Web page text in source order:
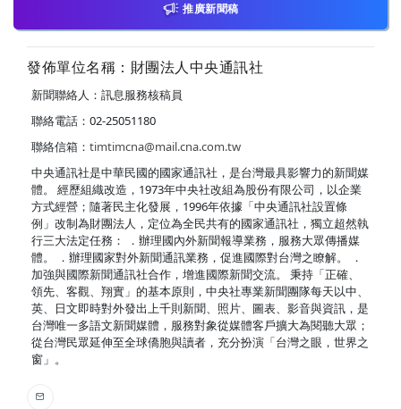
推廣新聞稿
發佈單位名稱：財團法人中央通訊社
新聞聯絡人：訊息服務核稿員
聯絡電話：02-25051180
聯絡信箱： timtimcna@mail.cna.com.tw
中央通訊社是中華民國的國家通訊社，是台灣最具影響力的新聞媒
體。 經歷組織改造，1973年中央社改組為股份有限公司，以企業
方式經營；隨著民主化發展，1996年依據「中央通訊社設置條
例」改制為財團法人，定位為全民共有的國家通訊社，獨立超然執
行三大法定任務： ．辦理國內外新聞報導業務，服務大眾傳播媒
體。 ．辦理國家對外新聞通訊業務，促進國際對台灣之瞭解。 ．
加強與國際新聞通訊社合作，增進國際新聞交流。 秉持「正確、
領先、客觀、翔實」的基本原則，中央社專業新聞團隊每天以中、
英、日文即時對外發出上千則新聞、照片、圖表、影音與資訊，是
台灣唯一多語文新聞媒體，服務對象從媒體客戶擴大為閱聽大眾；
從台灣民眾延伸至全球僑胞與讀者，充分扮演「台灣之眼，世界之
窗」。